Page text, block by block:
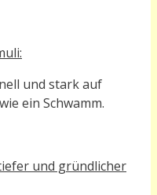
und stark auf
ein Schwamm.
und gründlicher